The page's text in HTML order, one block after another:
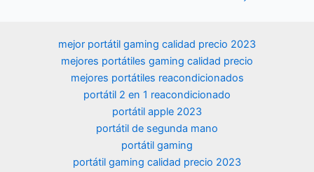
ado)
Refrigeración
1920 * 1200
2K Pantalla-
mejor portátil gaming calidad precio 2023
mejores portátiles gaming calidad precio
mejores portátiles reacondicionados
portátil 2 en 1 reacondicionado
portátil apple 2023
portátil de segunda mano
portátil gaming
portátil gaming calidad precio 2023